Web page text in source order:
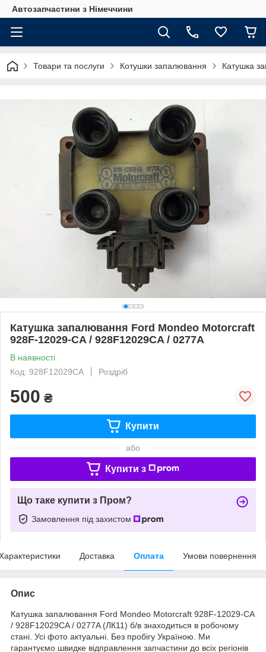
Автозапчастини з Німеччини
Товари та послуги Котушки запалювання Катушка
Катушка запалювання Ford Mondeo Motorcraft
928F-12029-CA / 928F12029CA / 0277A
В наявності
Код: 928F12029CA
Роздріб
500 ₴
Купити
або
Купити з
Що таке купити з Пром?
Замовлення під захистом
Доставка Оплата Умови повернення
Опис
Катушка запалювання Ford Mondeo Motorcraft 928F-12029-CA
/ 928F12029CA / 0277A (ЛК11) б/в знаходиться в робочому
стані. Усі фото актуальні. Без пробігу Україною. Ми
гарантуємо швидке відправлення запчастини до всіх регіонів